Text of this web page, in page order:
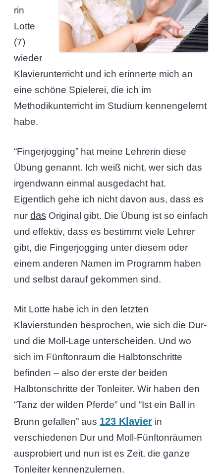
rin
Lotte
(7)
wieder
Klavierunterricht und ich erinnerte mich an
eine schöne Spielerei, die ich im
Methodikunterricht im Studium kennengelernt
habe.
“Fingerjogging” hat meine Lehrerin diese
Übung genannt. Ich weiß nicht, wer sich das
irgendwann einmal ausgedacht hat.
Eigentlich gehe ich nicht davon aus, dass es
nur dasOriginal gibt. Die Übung ist so einfach
und effektiv, dass es bestimmt viele Lehrer
gibt, die Fingerjogging unter diesem oder
einem anderen Namen im Programm haben
und selbst darauf gekommen sind.
Mit Lotte habe ich in den letzten
Klavierstunden besprochen, wie sich die Dur-
und die Moll-Lage unterscheiden. Und wo
sich im Fünftonraum die Halbtonschritte
befinden – also der erste der beiden
Halbtonschritte der Tonleiter. Wir haben den
“Tanz der wilden Pferde” und “Ist ein Ball in
Brunn gefallen” aus 123 Klavierin
verschiedenen Dur und Moll-Fünftonräumen
ausprobiert und nun ist es Zeit, die ganze
Tonleiter kennenzulernen.